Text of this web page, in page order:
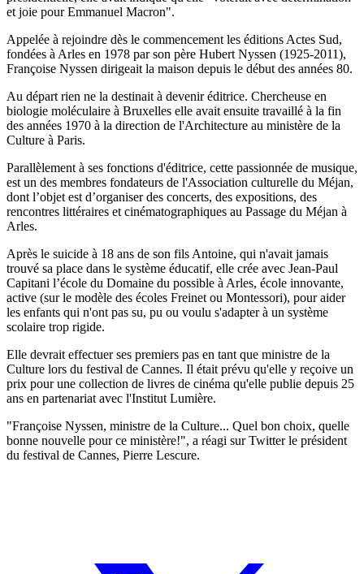
et joie pour Emmanuel Macron".
Appelée à rejoindre dès le commencement les éditions Actes Sud,
fondées à Arles en 1978 par son père Hubert Nyssen (1925-2011),
Françoise Nyssen dirigeait la maison depuis le début des années 80.
Au départ rien ne la destinait à devenir éditrice. Chercheuse en
biologie moléculaire à Bruxelles elle avait ensuite travaillé à la fin
des années 1970 à la direction de l'Architecture au ministère de la
Culture à Paris.
Parallèlement à ses fonctions d'éditrice, cette passionnée de musique,
est un des membres fondateurs de l'Association culturelle du Méjan,
dont l’objet est d’organiser des concerts, des expositions, des
rencontres littéraires et cinématographiques au Passage du Méjan à
Arles.
Après le suicide à 18 ans de son fils Antoine, qui n'avait jamais
trouvé sa place dans le système éducatif, elle crée avec Jean-Paul
Capitani l’école du Domaine du possible à Arles, école innovante,
active (sur le modèle des écoles Freinet ou Montessori), pour aider
les enfants qui n'ont pas su, pu ou voulu s'adapter à un système
scolaire trop rigide.
Elle devrait effectuer ses premiers pas en tant que ministre de la
Culture lors du festival de Cannes. Il était prévu qu'elle y reçoive un
prix pour une collection de livres de cinéma qu'elle publie depuis 25
ans en partenariat avec l'Institut Lumière.
"Françoise Nyssen, ministre de la Culture... Quel bon choix, quelle
bonne nouvelle pour ce ministère!", a réagi sur Twitter le président
du festival de Cannes, Pierre Lescure.